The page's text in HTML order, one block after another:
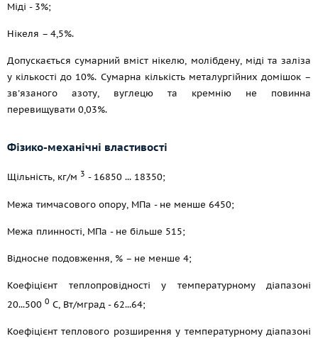
Міді - 3%;
Нікеля – 4,5%.
Допускається сумарний вміст нікелю, молібдену, міді та заліза
у кількості до 10%. Сумарна кількість металургійних домішок –
зв'язаного азоту, вуглецю та кремнію не повинна
перевищувати 0,03%.
Фізико-механічні властивості
Щільність, кг/м 3 - 16850 ... 18350;
Межа тимчасового опору, МПа - не менше 6450;
Межа плинності, МПа - не більше 515;
Відносне подовження, % – не менше 4;
Коефіцієнт теплопровідності у температурному діапазоні
20...500 0 С, Вт/мград - 62...64;
Коефіцієнт теплового розширення у температурному діапазоні